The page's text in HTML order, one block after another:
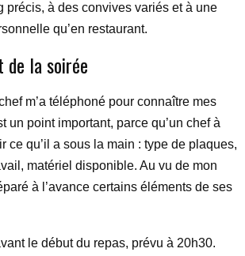
précis, à des convives variés et à une
qu’en restaurant.
de la soirée
m’a téléphoné pour connaître mes
un point important, parce qu’un chef à
ce qu’il a sous la main : type de plaques,
matériel disponible. Au vu de mon
à l’avance certains éléments de ses
le début du repas, prévu à 20h30.